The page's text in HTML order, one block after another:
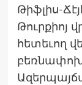
Թիֆլիս-
Թուրքիոյ
հետեւող